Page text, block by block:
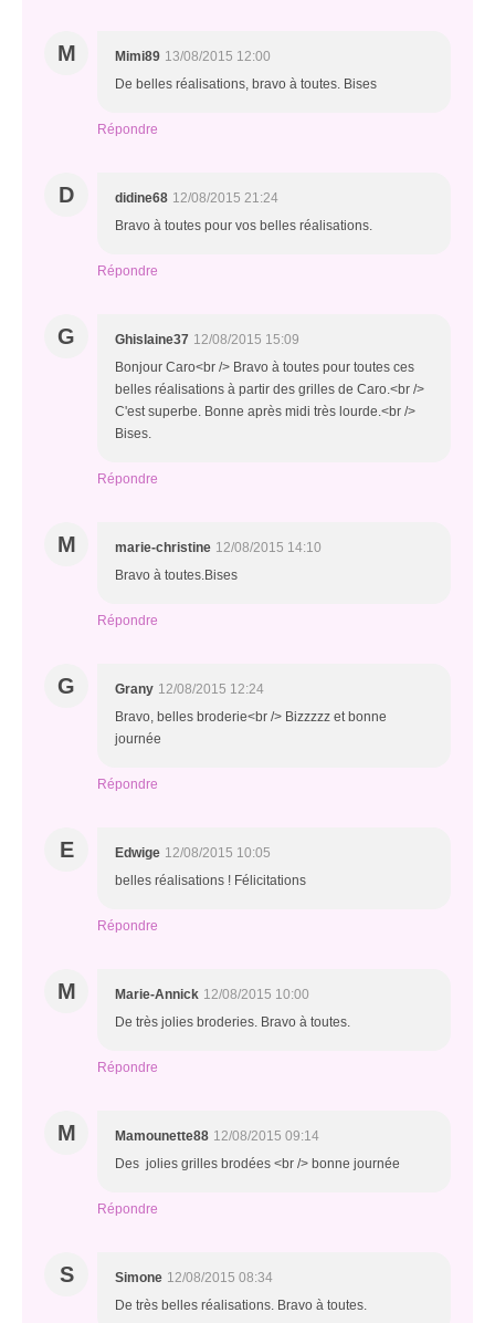
M Mimi89 13/08/2015 12:00
De belles réalisations, bravo à toutes. Bises
Répondre
D didine68 12/08/2015 21:24
Bravo à toutes pour vos belles réalisations.
Répondre
G Ghislaine37 12/08/2015 15:09
Bonjour Caro<br /> Bravo à toutes pour toutes ces
belles réalisations à partir des grilles de Caro.<br />
C'est superbe. Bonne après midi très lourde.<br />
Bises.
Répondre
M marie-christine 12/08/2015 14:10
Bravo à toutes.Bises
Répondre
G Grany 12/08/2015 12:24
Bravo, belles broderie<br /> Bizzzzz et bonne
journée
Répondre
E Edwige 12/08/2015 10:05
belles réalisations ! Félicitations
Répondre
M Marie-Annick 12/08/2015 10:00
De très jolies broderies. Bravo à toutes.
Répondre
M Mamounette88 12/08/2015 09:14
Des jolies grilles brodées <br /> bonne journée
Répondre
S Simone 12/08/2015 08:34
De très belles réalisations. Bravo à toutes.